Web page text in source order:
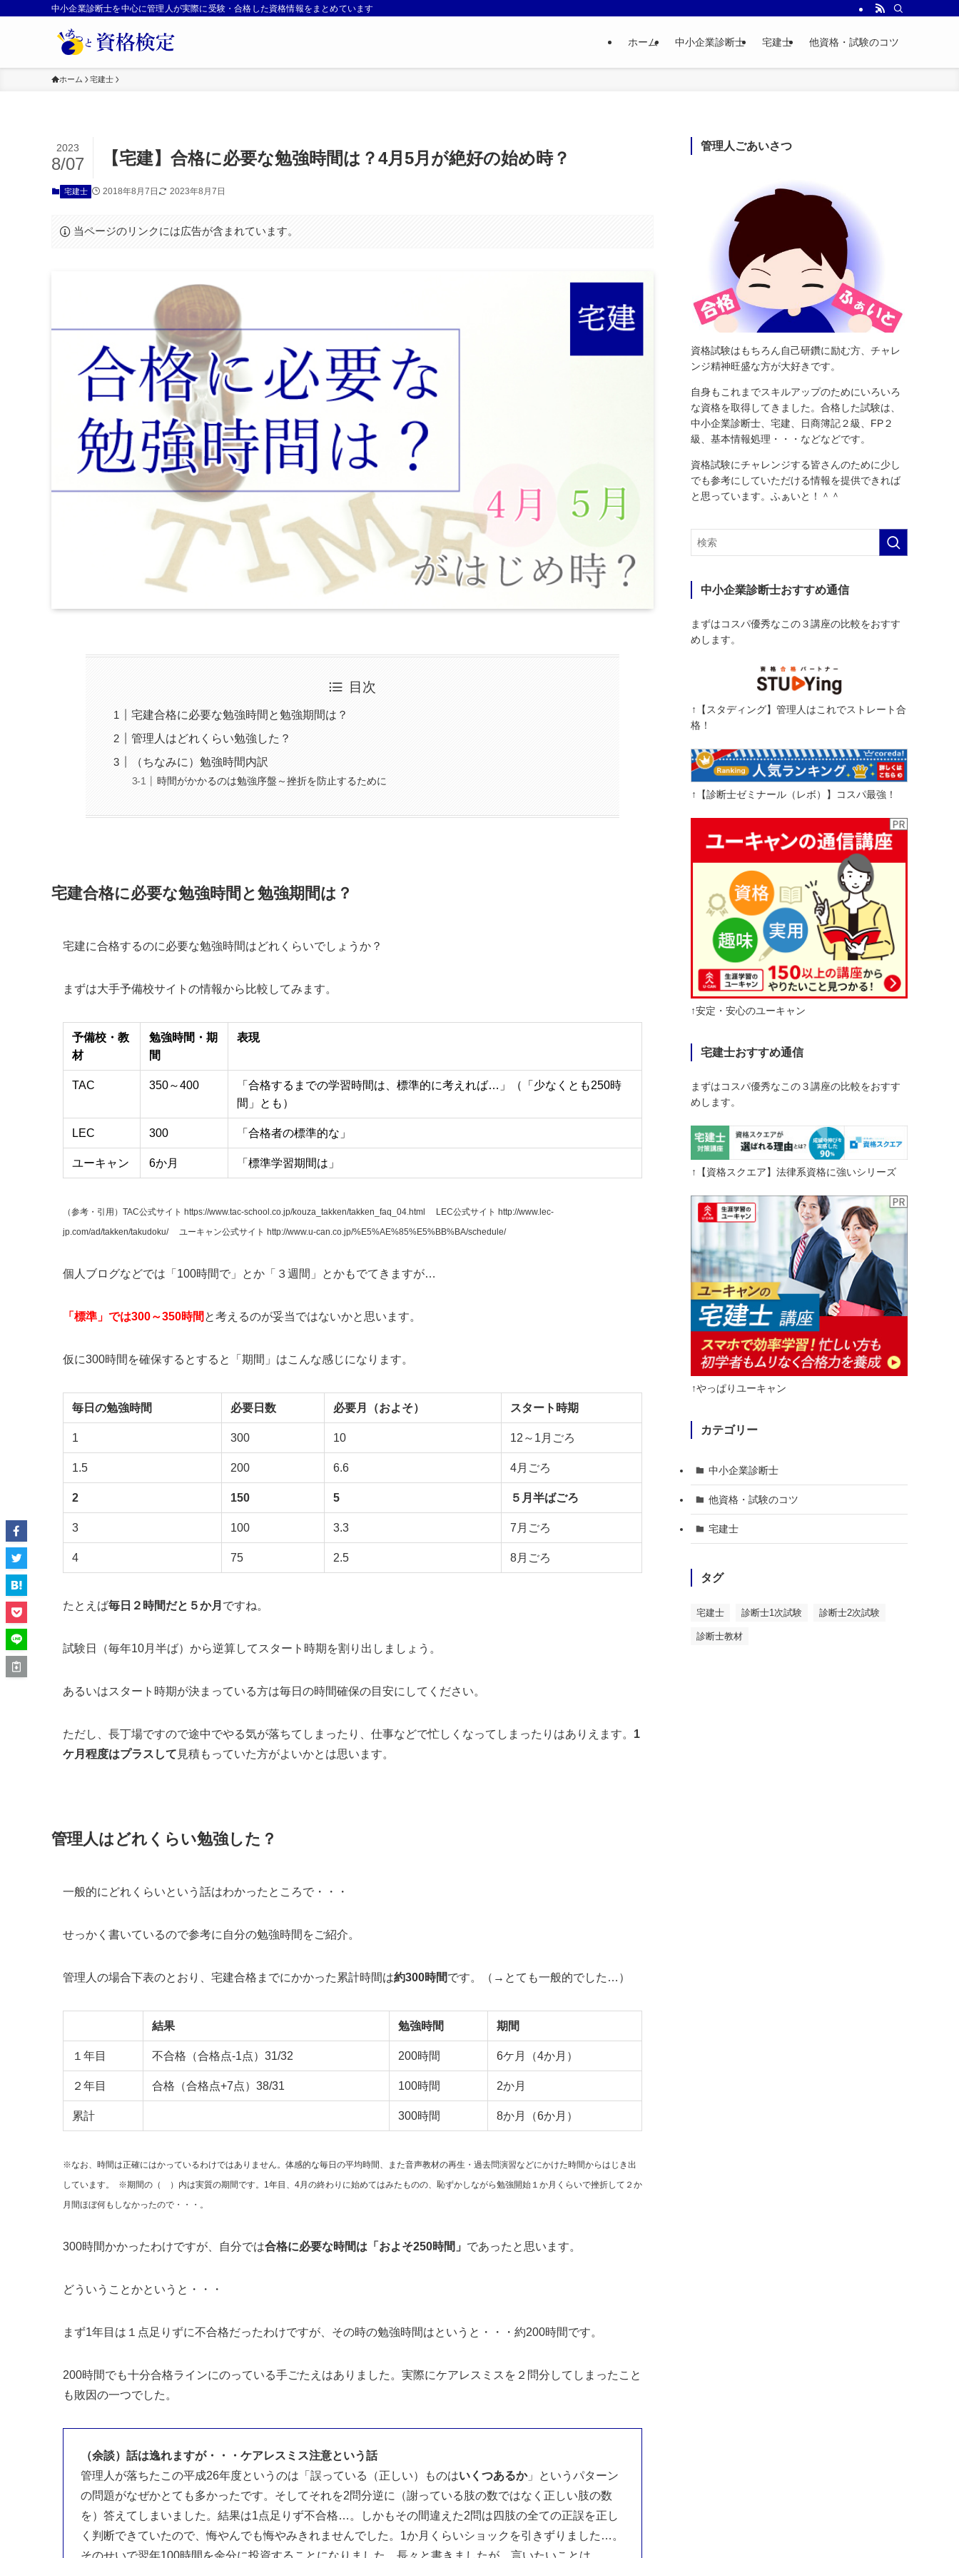
中小企業診断士を中心に管理人が実際に受験・合格した資格情報をまとめています
ホーム 中小企業診断士 宅建士 他資格・試験のコツ
ホーム 宅建士
【宅建】合格に必要な勉強時間は？4月5月が絶好の始め時？
2023
8/07
宅建士 2018年8月7日 2023年8月7日
当ページのリンクには広告が含まれています。
目次
宅建合格に必要な勉強時間と勉強期間は？
管理人はどれくらい勉強した？
（ちなみに）勉強時間内訳
時間がかかるのは勉強序盤～挫折を防止するために
宅建合格に必要な勉強時間と勉強期間は？
宅建に合格するのに必要な勉強時間はどれくらいでしょうか？
まずは大手予備校サイトの情報から比較してみます。
予備校・教
材
勉強時間・期
間
表現
TAC 350～400
「合格するまでの学習時間は、標準的に考えれば…」（「少なくとも250時
間」とも）
LEC 300 「合格者の標準的な」
ユーキャン 6か月 「標準学習期間は」
（参考・引用） TAC公式サイト https://www.tac-school.co.jp/kouza_takken/takken_faq_04.html LEC公式サイト http://www.lec-
jp.com/ad/takken/takudoku/
ユーキャン公式サイト http://www.u-can.co.jp/%E5%AE%85%E5%BB%BA/schedule/
個人ブログなどでは「100時間で」とか「３週間」とかもでてきますが…
「標準」では300～350時間 と考えるのが妥当ではないかと思います。
仮に300時間を確保するとすると「期間」はこんな感じになります。
毎日の勉強時間 必要日数 必要月（およそ） スタート時期
1 300 10 12～1月ごろ
1.5 200 6.6 4月ごろ
2 150 5 ５月半ばごろ
3 100 3.3 7月ごろ
4 75 2.5 8月ごろ
たとえば毎日２時間だと５か月 ですね。
試験日（毎年10月半ば）から逆算してスタート時期を割り出しましょう。
あるいはスタート時期が決まっている方は毎日の時間確保の目安にしてください。
ただし、長丁場ですので途中でやる気が落ちてしまったり、仕事などで忙しくなってしまったりはありえます。 1
ケ月程度はプラスして 見積もっていた方がよいかとは思います。
管理人はどれくらい勉強した？
一般的にどれくらいという話はわかったところで・・・
せっかく書いているので参考に自分の勉強時間をご紹介。
管理人の場合下表のとおり、宅建合格までにかかった累計時間は約300時間です。（→とても一般的でした…）
結果 勉強時間 期間
１年目 不合格（合格点-1点）31/32 200時間 6ケ月（4か月）
２年目 合格（合格点+7点）38/31 100時間 2か月
累計 300時間 8か月（6か月）
※なお、時間は正確にはかっているわけではありません。体感的な毎日の平均時間、また音声教材の再生・過去問演習などにかけた時間からはじき出
しています。 ※期間の（ ）内は実質の期間です。1年目、4月の終わりに始めてはみたものの、恥ずかしながら勉強開始１か月くらいで挫折して２か
月間ほぼ何もしなかったので・・・。
300時間かかったわけですが、自分では合格に必要な時間は「およそ250時間」 であったと思います。
どういうことかというと・・・
まず1年目は１点足りずに不合格だったわけですが、その時の勉強時間はというと・・・約200時間です。
200時間でも十分合格ラインにのっている手ごたえはありました。実際にケアレスミスを２問分してしまったこと
も敗因の一つでした。
（余談）話は逸れますが・・・ケアレスミス注意という話
管理人が落ちたこの平成26年度というのは「誤っている（正しい）ものはいくつあるか」というパターン
の問題がなぜかとても多かったです。そしてそれを2問分逆に（謝っている肢の数ではなく正しい肢の数
を）答えてしまいました。結果は1点足りず不合格…。しかもその間違えた2問は四肢の全ての正誤を正し
く判断できていたので、悔やんでも悔やみきれませんでした。1か月くらいショックを引きずりました…。
管理人ごあいさつ
資格試験はもちろん自己研鑽に励む方、チャレ
ンジ精神旺盛な方が大好きです。
自身もこれまでスキルアップのためにいろいろ
な資格を取得してきました。合格した試験は、
中小企業診断士、宅建、日商簿記２級、FP２
級、基本情報処理・・・などなどです。
資格試験にチャレンジする皆さんのために少し
でも参考にしていただける情報を提供できれば
と思っています。ふぁいと！＾＾
中小企業診断士おすすめ通信
まずはコスパ優秀なこの３講座の比較をおすす
めします。
↑【スタディング】管理人はこれでストレート合
格！
↑【診断士ゼミナール（レボ）】コスパ最強！
↑安定・安心のユーキャン
宅建士おすすめ通信
まずはコスパ優秀なこの３講座の比較をおすす
めします。
↑【資格スクエア】法律系資格に強いシリーズ
↑やっぱりユーキャン
カテゴリー
中小企業診断士
他資格・試験のコツ
宅建士
タグ
宅建士 診断士1次試験 診断士2次試験
診断士教材